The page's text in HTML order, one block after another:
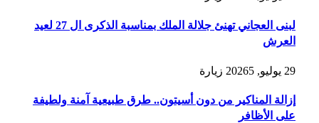
لبنى العجاني تهنئ جلالة الملك بمناسبة الذكرى ال 27 لعيد
العرش
29 يوليو, 2026 5 زيارة
إزالة المناكير من دون أسيتون.. طرق طبيعية آمنة ولطيفة
على الأظافر